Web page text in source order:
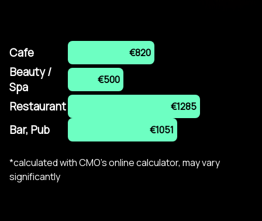
Cafe €820
Beauty /
Spa
€500
Restaurant €1285
Bar, Pub €1051
*calculated with CMO's online calculator, may vary
significantly